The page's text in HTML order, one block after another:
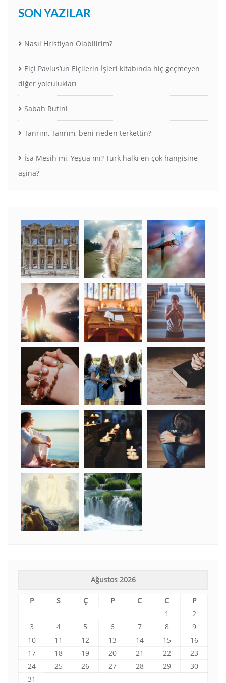
SON YAZILAR
Nasıl Hristiyan Olabilirim?
Elçi Pavlus’un Elçilerin İşleri kitabında hiç geçmeyen
diğer yolculukları
Sabah Rutini
Tanrım, Tanrım, beni neden terkettin?
İsa Mesih mi, Yeşua mı? Türk halkı en çok hangisine
aşina?
Ağustos 2026
P S Ç P C C
P
1
2
3
4 5 6 7 8
9
10
11 12 13 14 15
16
17
18 19 20 21 22
23
24
25 26 27 28 29
30
31